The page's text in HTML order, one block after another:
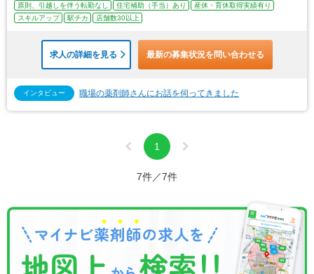
原則、引越しを伴う転勤なし
住宅補助（手当）あり
産休・育休取得実績有り
スキルアップ
駅チカ 店舗数30以上
求人の詳細を見る 最新の募集状況を問い合わせる
インタビュー 職場の薬剤師さんにお話を伺ってきました
1
7件／7件